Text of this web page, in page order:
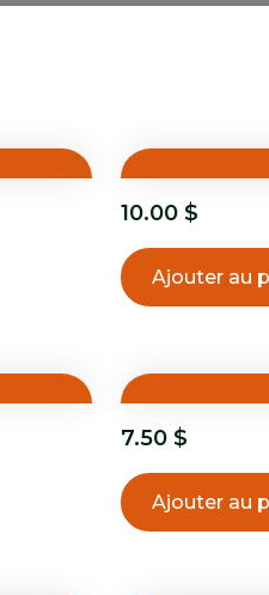
10.00 $
Ajouter au
7.50 $
Ajouter au